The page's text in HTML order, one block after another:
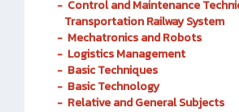
- Control and Maintenance
Transportation Railway System
- Mechatronics and Robots
- Logistics Management
- Basic Techniques
- Basic Technology
- Relative and General Subjects